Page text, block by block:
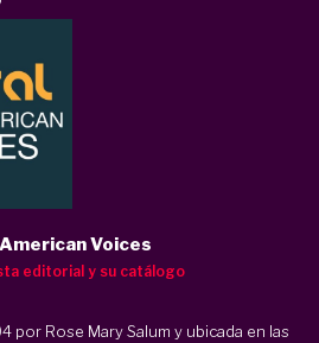
Voices
editorial y su catálogo
por Rose Mary Salum y ubicada en las